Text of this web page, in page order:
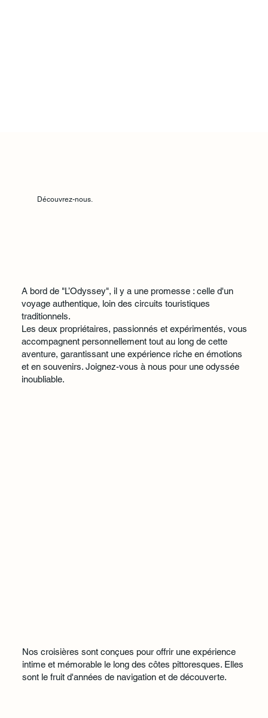
Découvrez-nous.
​A bord de "L’Odyssey", il y a une promesse : celle d'un
voyage authentique, loin des circuits touristiques
traditionnels.
Les deux propriétaires, passionnés et expérimentés, vous
accompagnent personnellement tout au long de cette
aventure, garantissant une expérience riche en émotions
et en souvenirs. Joignez-vous à nous pour une odyssée
inoubliable.
​Nos croisières sont conçues pour offrir une expérience
intime et mémorable le long des côtes pittoresques. Elles
sont le fruit d'années de navigation et de découverte.